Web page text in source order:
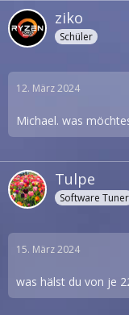
ziko
Schüler
12. März 2024
Michael. was
Tulpe
Software Tuner
15. März 2024
was hälst du von je